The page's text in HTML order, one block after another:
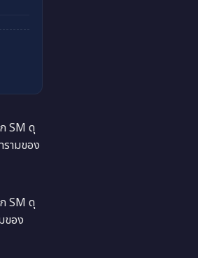
SM ดุ
ามของ
SM ดุ
ของ